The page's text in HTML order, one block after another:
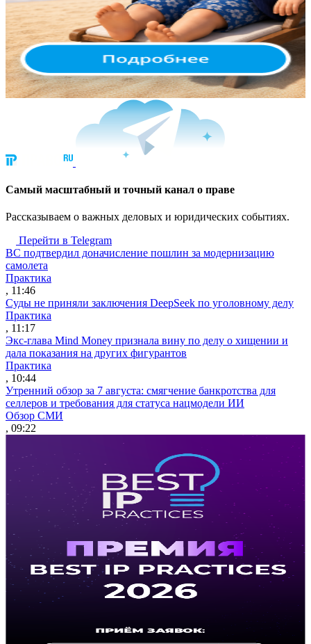
Cамый масштабный и точный канал о праве
Рассказываем о важных деловых и юридических событиях.
Перейти в Telegram
ВС подтвердил доначисление пошлин за модернизацию
самолета
Практика
, 11:46
Суды не приняли заключения DeepSeek по уголовному делу
Практика
, 11:17
Экс-глава Mind Money признала вину по делу о хищении и
дала показания на других фигурантов
Практика
, 10:44
Утренний обзор за 7 августа: смягчение банкротства для
селлеров и требования для статуса нацмодели ИИ
Обзор СМИ
, 09:22